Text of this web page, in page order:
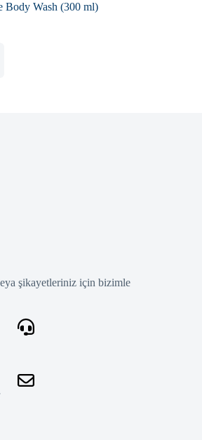
Body Wash (300 ml)
şikayetleriniz için bizimle